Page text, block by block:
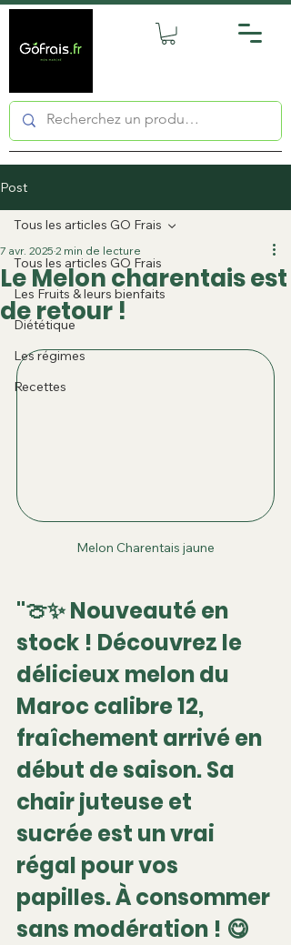
Post
Tous les articles GO Frais
Les Fruits & leurs bienfaits
Diététique
Les régimes
Recettes
Tous les articles GO Frais
Le Melon charentais est
de retour !
7 avr. 2025 2 min de lecture
Melon Charentais jaune
"🍈✨ Nouveauté en
stock ! Découvrez le
délicieux melon du
Maroc calibre 12,
fraîchement arrivé en
début de saison. Sa
chair juteuse et
sucrée est un vrai
régal pour vos
papilles. À consommer
sans modération ! 😋